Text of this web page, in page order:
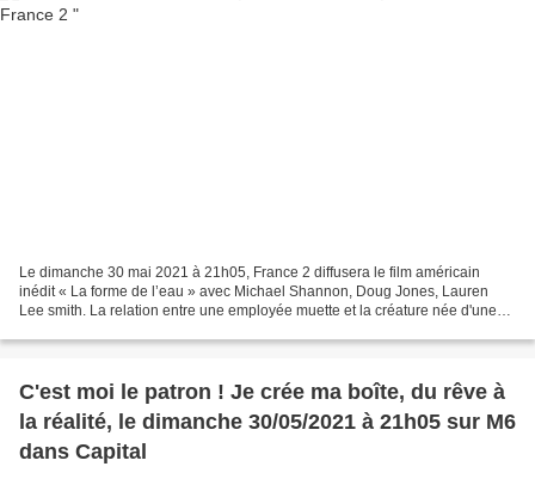
Le dimanche 30 mai 2021 à 21h05, France 2 diffusera le film américain
inédit « La forme de l’eau » avec Michael Shannon, Doug Jones, Lauren
Lee smith. La relation entre une employée muette et la créature née d'une
C'est moi le patron ! Je crée ma boîte, du rêve à
la réalité, le dimanche 30/05/2021 à 21h05 sur M6
dans Capital